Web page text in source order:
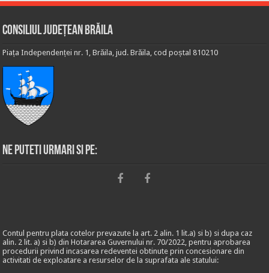
Consiliul Județean Brăila
Piața Independenței nr. 1, Brăila, jud. Brăila, cod poștal 810210
Ne puteti urmari si pe:
Contul pentru plata cotelor prevazute la art. 2 alin. 1 lit.a) si b) si dupa caz
alin. 2 lit. a) si b) din Hotararea Guvernului nr. 70/2022, pentru aprobarea
procedurii privind incasarea redeventei obtinute prin concesionare din
activitati de exploatare a resurselor de la suprafata ale statului: